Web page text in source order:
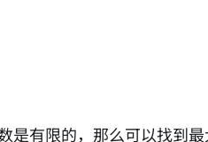
是有限的，那么可以找到